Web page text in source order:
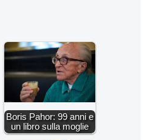
Boris Pahor: 99 anni e
un libro sulla moglie